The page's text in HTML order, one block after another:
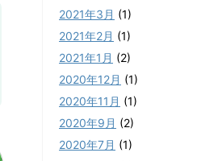
2021年3月 (1)
2021年2月 (1)
2021年1月 (2)
2020年12月 (1)
2020年11月 (1)
2020年9月 (2)
2020年7月 (1)